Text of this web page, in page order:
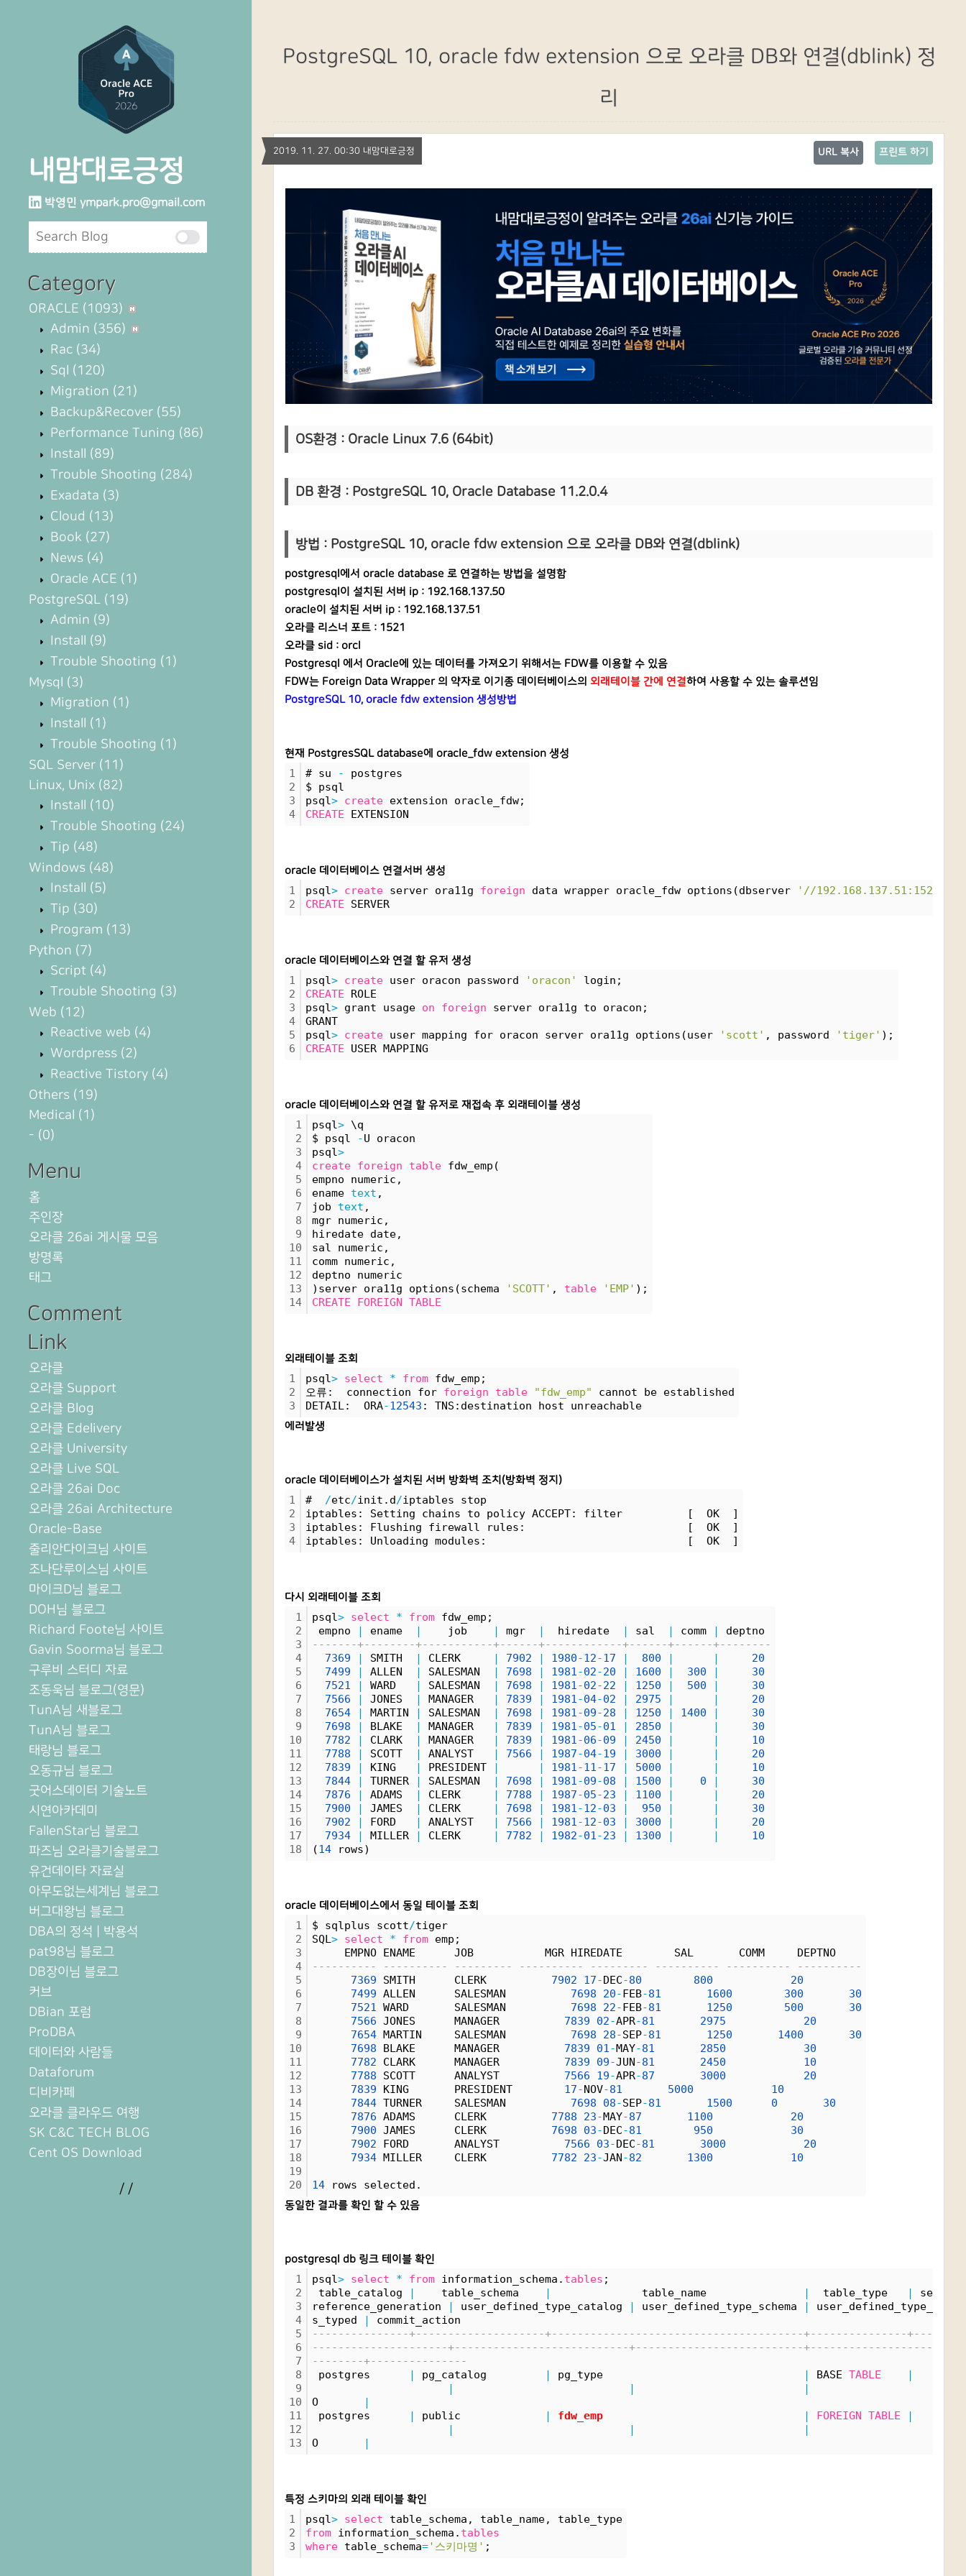
내맘대로긍정
박영민 ympark.pro@gmail.com
Category
ORACLE (1093)
Admin (356)
Rac (34)
Sql (120)
Migration (21)
Backup&Recover (55)
Performance Tuning (86)
Install (89)
Trouble Shooting (284)
Exadata (3)
Cloud (13)
Book (27)
News (4)
Oracle ACE (1)
PostgreSQL (19)
Admin (9)
Install (9)
Trouble Shooting (1)
Mysql (3)
Migration (1)
Install (1)
Trouble Shooting (1)
SQL Server (11)
Linux, Unix (82)
Install (10)
Trouble Shooting (24)
Tip (48)
Windows (48)
Install (5)
Tip (30)
Program (13)
Python (7)
Script (4)
Trouble Shooting (3)
Web (12)
Reactive web (4)
Wordpress (2)
Reactive Tistory (4)
Others (19)
Medical (1)
- (0)
Menu
홈
주인장
오라클 26ai 게시물 모음
방명록
태그
Comment
Link
오라클
오라클 Support
오라클 Blog
오라클 Edelivery
오라클 University
오라클 Live SQL
오라클 26ai Doc
오라클 26ai Architecture
Oracle-Base
줄리안다이크님 사이트
조나단루이스님 사이트
마이크D님 블로그
DOH님 블로그
Richard Foote님 사이트
Gavin Soorma님 블로그
구루비 스터디 자료
조동욱님 블로그(영문)
TunA님 새블로그
TunA님 블로그
태랑님 블로그
오동규님 블로그
굿어스데이터 기술노트
시연아카데미
FallenStar님 블로그
파즈님 오라클기술블로그
유건데이타 자료실
아무도없는세계님 블로그
버그대왕님 블로그
DBA의 정석 | 박용석
pat98님 블로그
DB장이님 블로그
커브
DBian 포럼
ProDBA
데이터와 사람들
Dataforum
디비카페
오라클 클라우드 여행
SK C&C TECH BLOG
Cent OS Download
/ /
PostgreSQL 10, oracle fdw extension 으로 오라클 DB와 연결(dblink) 정
리
2019. 11. 27. 00:30 내맘대로긍정 프린트 하기
URL 복사
OS환경 : Oracle Linux 7.6 (64bit)
DB 환경 : PostgreSQL 10, Oracle Database 11.2.0.4
방법 : PostgreSQL 10, oracle fdw extension 으로 오라클 DB와 연결(dblink)
postgresql에서 oracle database 로 연결하는 방법을 설명함
postgresql이 설치된 서버 ip : 192.168.137.50
oracle이 설치된 서버 ip : 192.168.137.51
오라클 리스너 포트 : 1521
오라클 sid : orcl
Postgresql 에서 Oracle에 있는 데이터를 가져오기 위해서는 FDW를 이용할 수 있음
FDW는 Foreign Data Wrapper 의 약자로 이기종 데이터베이스의 외래테이블 간에 연결하여 사용할 수 있는 솔루션임
PostgreSQL 10, oracle fdw extension 생성방법
현재 PostgresSQL database에 oracle_fdw extension 생성
1
2
3
4
# su -
postgres
$ psql
psql> create extension oracle_fdw;
CREATE EXTENSION
oracle 데이터베이스 연결서버 생성
1
2
psql> create server ora11g foreign data wrapper oracle_fdw options(dbserver
'//192.168.137.51:1521/
CREATE SERVER
oracle 데이터베이스와 연결 할 유저 생성
1
2
3
4
5
6
psql> create user oracon password 'oracon'
login;
CREATE ROLE
psql> grant usage on foreign server ora11g to oracon;
GRANT
psql> create user mapping for oracon server ora11g options(user 'scott' , password 'tiger' );
CREATE USER MAPPING
oracle 데이터베이스와 연결 할 유저로 재접속 후 외래테이블 생성
1
2
3
4
5
6
7
8
9
10
11
12
13
14
psql> \q
$ psql
-U oracon
psql>
create foreign table fdw_emp(
empno numeric,
ename text ,
job text ,
mgr numeric,
hiredate date,
sal numeric,
comm numeric,
deptno numeric
)server ora11g options(schema
'SCOTT' , table 'EMP' );
CREATE
FOREIGN TABLE
외래테이블 조회
1
2
3
psql> select * from fdw_emp;
오류:  connection for foreign table "fdw_emp"
cannot be established
DETAIL:  ORA-12543 : TNS:destination host unreachable
에러발생
oracle 데이터베이스가 설치된 서버 방화벽 조치(방화벽 정지)
1
2
3
4
# /etc/init.d/iptables stop
iptables: Setting chains to policy ACCEPT: filter          [  OK  ]
iptables: Flushing firewall rules:                         [  OK  ]
iptables: Unloading modules:                               [  OK  ]
다시 외래테이블 조회
1
2
3
4
5
6
7
8
9
10
11
12
13
14
15
16
17
18
psql> select * from fdw_emp;
empno
| ename | job | mgr | hiredate | sal | comm |
deptno
-------+--------+-----------+------+------------+------+------+--------
7369
| SMITH | CLERK | 7902 | 1980-12-17 | 800 | |
20
7499
| ALLEN | SALESMAN | 7698 | 1981-02-20 | 1600 | 300 |
30
7521
| WARD | SALESMAN | 7698 | 1981-02-22 | 1250 | 500 |
30
7566
| JONES | MANAGER | 7839 | 1981-04-02 | 2975 | |
20
7654
| MARTIN | SALESMAN | 7698 | 1981-09-28 | 1250 | 1400 |
30
7698
| BLAKE | MANAGER | 7839 | 1981-05-01 | 2850 | |
30
7782
| CLARK | MANAGER | 7839 | 1981-06-09 | 2450 | |
10
7788
| SCOTT | ANALYST | 7566 | 1987-04-19 | 3000 | |
20
7839
| KING | PRESIDENT | | 1981-11-17 | 5000 | |
10
7844
| TURNER | SALESMAN | 7698 | 1981-09-08 | 1500 | 0 |
30
7876
| ADAMS | CLERK | 7788 | 1987-05-23 | 1100 | |
20
7900
| JAMES | CLERK | 7698 | 1981-12-03 | 950 | |
30
7902
| FORD | ANALYST | 7566 | 1981-12-03 | 3000 | |
20
7934
| MILLER | CLERK | 7782 | 1982-01-23 | 1300 | |
10
(14 rows)
oracle 데이터베이스에서 동일 테이블 조회
1
2
3
4
5
6
7
8
9
10
11
12
13
14
15
16
17
18
19
20
$ sqlplus scott/tiger
SQL> select * from emp;
EMPNO ENAME      JOB           MGR HIREDATE        SAL       COMM     DEPTNO
---------- ---------- --------- ---------- --------- ---------- ---------- ----------
7369 SMITH      CLERK 7902 17-DEC-80 800
20
7499 ALLEN      SALESMAN 7698 20-FEB-81 1600 300
30
7521 WARD       SALESMAN 7698 22-FEB-81 1250 500
30
7566 JONES      MANAGER 7839 02-APR-81 2975
20
7654 MARTIN     SALESMAN 7698 28-SEP-81 1250 1400
30
7698 BLAKE      MANAGER 7839 01-MAY-81 2850
30
7782 CLARK      MANAGER 7839 09-JUN-81 2450
10
7788 SCOTT      ANALYST 7566 19-APR-87 3000
20
7839 KING       PRESIDENT 17-NOV-81 5000
10
7844 TURNER     SALESMAN 7698 08-SEP-81 1500 0
30
7876 ADAMS      CLERK 7788 23-MAY-87 1100
20
7900 JAMES      CLERK 7698 03-DEC-81 950
30
7902 FORD       ANALYST 7566 03-DEC-81 3000
20
7934 MILLER     CLERK 7782 23-JAN-82 1300 10
14 rows selected.
동일한 결과를 확인 할 수 있음
postgresql db 링크 테이블 확인
1
2
3
4
5
6
7
8
9
10
11
12
13
psql> select * from information_schema. tables ;
table_catalog
| table_schema | table_name | table_type |
reference_generation
| user_defined_type_catalog | user_defined_type_schema | user_defined_type_name
s_typed
|
commit_action
---------------+--------------------+---------------------------------------+---------------
---------------------+---------------------------+--------------------------
--------+---------------
postgres
| pg_catalog | pg_type | BASE TABLE
|
|
| |
O
|
postgres
| public | fdw_emp | FOREIGN TABLE
|
|
| |
O
|
특정 스키마의 외래 테이블 확인
1
2
3
psql> select table_schema, table_name, table_type
from information_schema. tables
where table_schema='스키마명' ;